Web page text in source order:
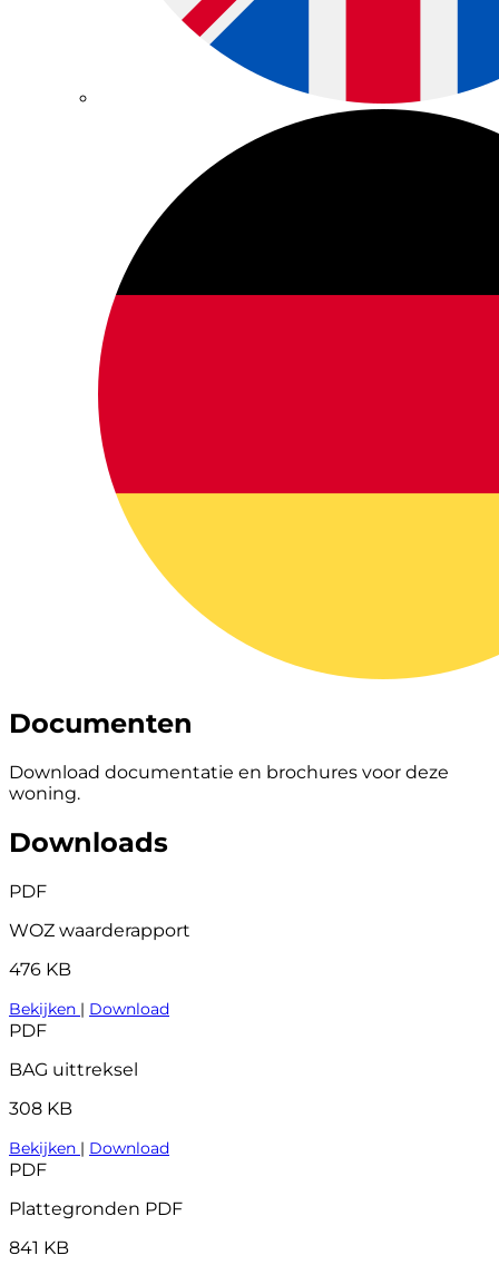
Documenten
Download documentatie en brochures voor deze
woning.
Downloads
PDF
WOZ waarderapport
476 KB
Bekijken | Download
PDF
BAG uittreksel
308 KB
Bekijken | Download
PDF
Plattegronden PDF
841 KB